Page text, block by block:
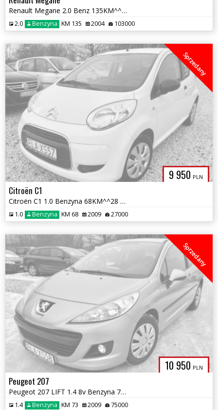
Renault Megane 2.0 Benz 135KM^^Automat^^103Tys.km^^Bogate Wyposażenie^
2.0 Benzyna KM 135 2004 103000
9 950 PLN
Sprzedany
Citroën C1
Citroën C1 1.0 Benzyna 68KM^^28 Tys.km^^2009rok^^
1.0 Benzyna KM 68 2009 27000
10 950 PLN
Sprzedany
Peugeot 207
Peugeot 207 LIFT 1.4 8v Benzyna 73KM^^75 Tys.km!^^Klimatyzacja^^Serwis
1.4 Benzyna KM 73 2009 75000